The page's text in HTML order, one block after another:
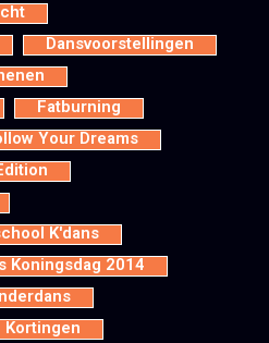
Dansvoorstellingen
Fatburning
Your Dreams
K'dans
Koningsdag 2014
Kortingen